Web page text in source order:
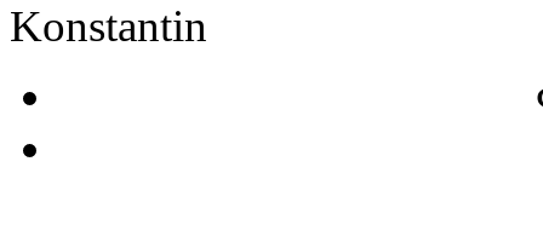
Konstantin